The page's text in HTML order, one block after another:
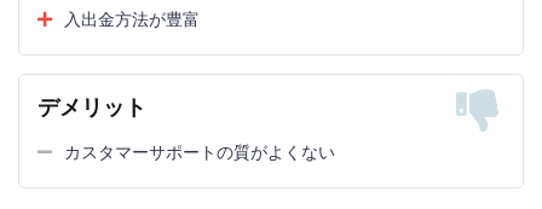
しやすさ
入出金上限、手数料
手数料
出金の
プロモーション
プロモーションの豊富さ
入出金方法が豊富
デメリット
カスタマーサポートの質がよくない